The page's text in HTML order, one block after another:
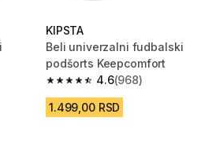
Recenzije
KIPSTA
Beli univerzalni fudbalski
podšorts Keepcomfort
4.6
4.6 od 5 zvezdica from 968
(968)
1.499,00 RSD